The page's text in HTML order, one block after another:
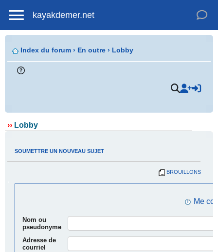
kayakdemer.net
Index du forum › En outre › Lobby
›› Lobby
SOUMETTRE UN NOUVEAU SUJET
BROUILLONS
Me
Nom ou
pseudonyme
Adresse de
courriel